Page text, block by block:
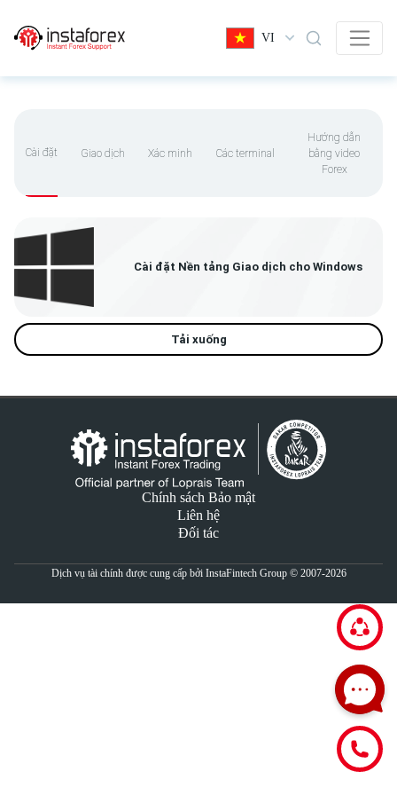
VI
Cài đặt Giao dịch Xác minh Các terminal
Hướng dẫn
bằng video
Forex
Cài đặt Nền tảng Giao dịch cho Windows
Tải xuống
Chính sách Bảo mật
Liên hệ
Đối tác
Dịch vụ tài chính được cung cấp bởi InstaFintech Group © 2007-2026